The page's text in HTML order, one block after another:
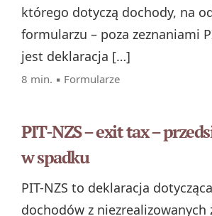
którego dotyczą dochody, na
formularzu – poza zeznaniami
jest deklaracja […]
8 min. ▪ Formularze
PIT-NZS – exit tax –
w spadku
PIT-NZS to deklaracja
dochodów z niezrealizowanych